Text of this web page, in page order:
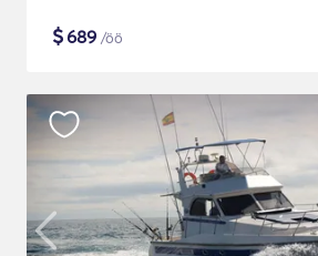
$689 /öö